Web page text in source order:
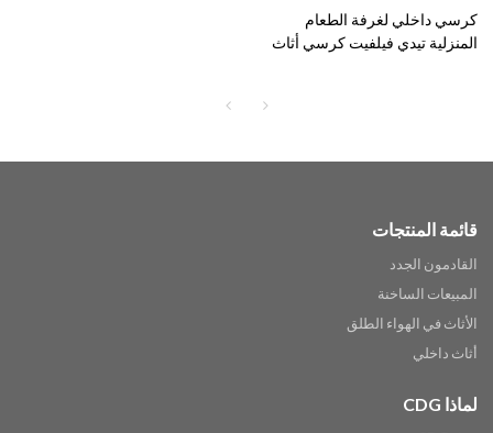
كرسي داخلي لغرفة الطعام
المنزلية تيدي فيلفيت كرسي أثاث
قائمة المنتجات
القادمون الجدد
المبيعات الساخنة
الأثاث في الهواء الطلق
أثاث داخلي
لماذا CDG